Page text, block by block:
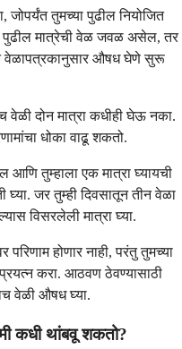
जोपर्यंत तुमच्या पुढील नियोजित
मात्रेची वेळ जवळ असेल, तर
वेळापत्रकानुसार औषध घेणे सुरू
वेळी दोन मात्रा कधीही घेऊ नका.
धोका वाढू शकतो.
तुम्हाला एक मात्रा घ्यायची
जर तुम्ही दिवसातून तीन वेळा
विसरलेली मात्रा घ्या.
होणार नाही, परंतु तुमच्या
करा. आठवण ठेवण्यासाठी
वेळी औषध घ्या.
कधी थांबवू शकतो?